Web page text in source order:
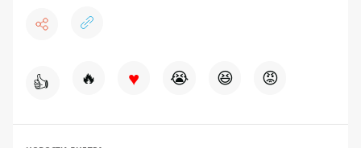
👍 🔥 ♥ 😭 😆 😡